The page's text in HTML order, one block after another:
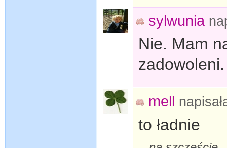
sylwunia
Nie. Mam
mell
to ładnie